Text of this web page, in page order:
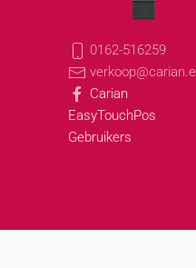
0162-516259
Carian
EasyTouchPos
Gebruikers